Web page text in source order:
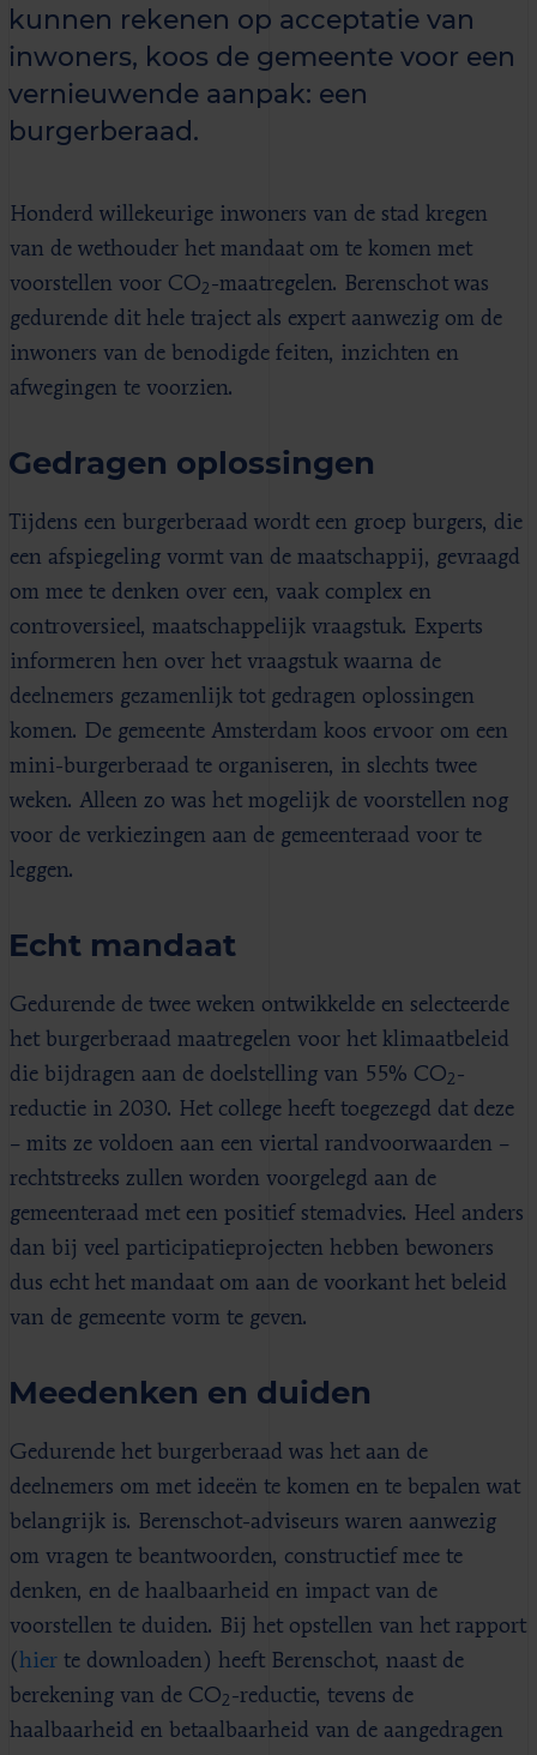
kunnen rekenen op acceptatie van
inwoners, koos de gemeente voor een
vernieuwende aanpak: een
burgerberaad.
Honderd willekeurige inwoners van de stad kregen
van de wethouder het mandaat om te komen met
voorstellen voor CO2 -maatregelen. Berenschot was
gedurende dit hele traject als expert aanwezig om de
inwoners van de benodigde feiten, inzichten en
afwegingen te voorzien.
Gedragen oplossingen
Tijdens een burgerberaad wordt een groep burgers, die
een afspiegeling vormt van de maatschappij, gevraagd
om mee te denken over een, vaak complex en
controversieel, maatschappelijk vraagstuk. Experts
informeren hen over het vraagstuk waarna de
deelnemers gezamenlijk tot gedragen oplossingen
komen. De gemeente Amsterdam koos ervoor om een
mini-burgerberaad te organiseren, in slechts twee
weken. Alleen zo was het mogelijk de voorstellen nog
voor de verkiezingen aan de gemeenteraad voor te
leggen.
Echt mandaat
Gedurende de twee weken ontwikkelde en selecteerde
het burgerberaad maatregelen voor het klimaatbeleid
die bijdragen aan de doelstelling van 55% CO2 -
reductie in 2030. Het college heeft toegezegd dat deze
– mits ze voldoen aan een viertal randvoorwaarden –
rechtstreeks zullen worden voorgelegd aan de
gemeenteraad met een positief stemadvies. Heel anders
dan bij veel participatieprojecten hebben bewoners
dus echt het mandaat om aan de voorkant het beleid
van de gemeente vorm te geven.
Meedenken en duiden
Gedurende het burgerberaad was het aan de
deelnemers om met ideeën te komen en te bepalen wat
belangrijk is. Berenschot-adviseurs waren aanwezig
om vragen te beantwoorden, constructief mee te
denken, en de haalbaarheid en impact van de
voorstellen te duiden. Bij het opstellen van het rapport
(hier te downloaden) heeft Berenschot, naast de
berekening van de CO2 -reductie, tevens de
haalbaarheid en betaalbaarheid van de aangedragen